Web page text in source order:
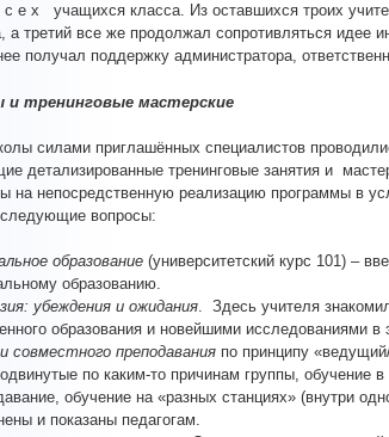
с е х учащихся класса. Из оставшихся троих
а третий все же продолжал сопротивляться идее
получал поддержку администратора,
и тренинговые мастерские
силами приглашённых специалистов
детализированные тренинговые занятия и
на непосредственную реализацию программы в
вопросы:
образование (университетский курс 101) –
образованию.
убеждения и ожидания. Здесь учителя
образования и новейшими исследованиями в
совместного преподавания по принципу
по каким-то причинам группы, обучение
обучение на «разных станциях» (внутри
и показаны педагогам.